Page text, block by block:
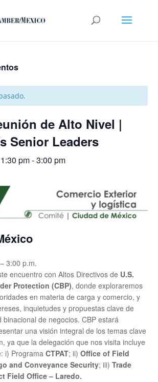
de Alto Nivel |
Senior Leaders
pm-3:00 pm
3:00 p.m.
encuentro con Altos Directivos de U.S.
Protection (CBP), donde exploraremos
en materia de carga y comercio, y
inquietudes y propuestas clave de
binacional de negocios. CBP estará
una visión integral de los temas clave
ya que la delegación que nos visita incluye
i) Programa CTPAT; ii) Office of Field
and Conveyance Security; iii) Trade
Field Office – Laredo.